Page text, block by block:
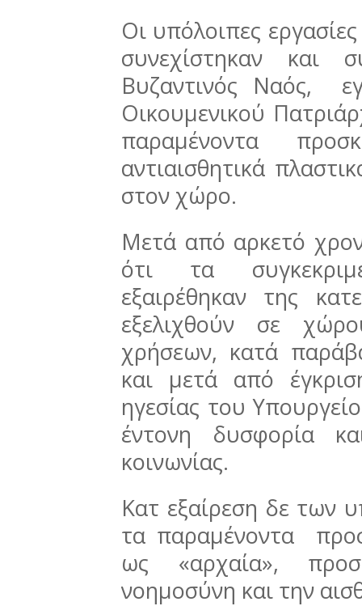
Οι υπόλοιπες
συνεχίστηκαν και
Βυζαντινός Ναός,
Οικουμενικού
παραμένοντα
αντιαισθητικά
στον χώρο.
Μετά από αρκετό
ότι τα
εξαιρέθηκαν της
εξελιχθούν σε
χρήσεων, κατά
και μετά από
ηγεσίας του
έντονη δυσφορία
κοινωνίας.
Κατ εξαίρεση δε των
τα παραμένοντα
ως «αρχαία»,
νοημοσύνη και την